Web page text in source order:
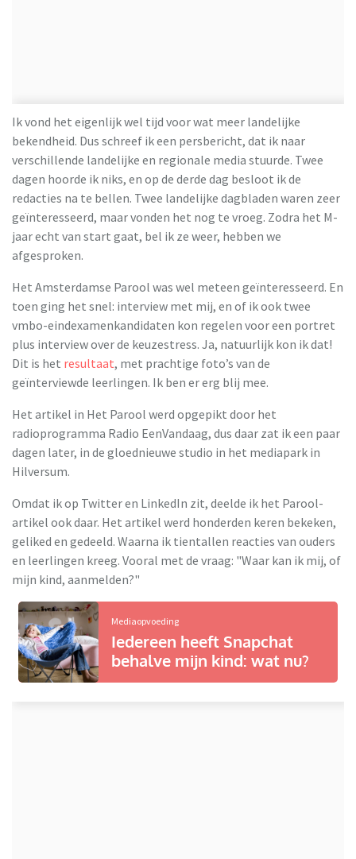
Ik vond het eigenlijk wel tijd voor wat meer landelijke
bekendheid. Dus schreef ik een persbericht, dat ik naar
verschillende landelijke en regionale media stuurde. Twee
dagen hoorde ik niks, en op de derde dag besloot ik de
redacties na te bellen. Twee landelijke dagbladen waren zeer
geïnteresseerd, maar vonden het nog te vroeg. Zodra het M-
jaar echt van start gaat, bel ik ze weer, hebben we
afgesproken.
Het Amsterdamse Parool was wel meteen geïnteresseerd. En
toen ging het snel: interview met mij, en of ik ook twee
vmbo-eindexamenkandidaten kon regelen voor een portret
plus interview over de keuzestress. Ja, natuurlijk kon ik dat!
Dit is het resultaat, met prachtige foto’s van de
geïnterviewde leerlingen. Ik ben er erg blij mee.
Het artikel in Het Parool werd opgepikt door het
radioprogramma Radio EenVandaag, dus daar zat ik een paar
dagen later, in de gloednieuwe studio in het mediapark in
Hilversum.
Omdat ik op Twitter en LinkedIn zit, deelde ik het Parool-
artikel ook daar. Het artikel werd honderden keren bekeken,
geliked en gedeeld. Waarna ik tientallen reacties van ouders
en leerlingen kreeg. Vooral met de vraag: "Waar kan ik mij, of
mijn kind, aanmelden?"
Mediaopvoeding
Iedereen heeft Snapchat
behalve mijn kind: wat nu?